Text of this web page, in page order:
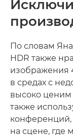
По словам
HDR также
изображения
в средах с
высоко ценим
также
конференций,
на сцене, где